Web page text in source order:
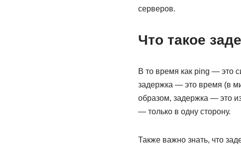
серверов.
Что такое
В то время как ping — это
задержка — это время (в
образом, задержка — это
— только в одну сторону.
Также важно знать, что